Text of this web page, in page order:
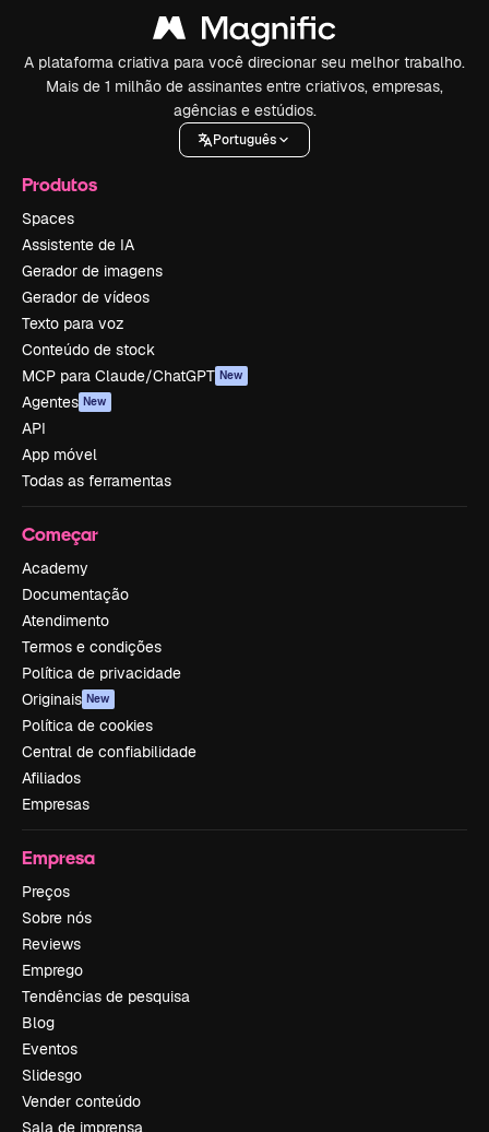
A plataforma criativa para você direcionar seu melhor trabalho.
Mais de 1 milhão de assinantes entre criativos, empresas,
agências e estúdios.
Português
Produtos
Spaces
Assistente de IA
Gerador de imagens
Gerador de vídeos
Texto para voz
Conteúdo de stock
MCP para Claude/ChatGPT New
Agentes New
API
App móvel
Todas as ferramentas
Começar
Academy
Documentação
Atendimento
Termos e condições
Política de privacidade
Originais New
Política de cookies
Central de confiabilidade
Afiliados
Empresas
Empresa
Preços
Sobre nós
Reviews
Emprego
Tendências de pesquisa
Blog
Eventos
Slidesgo
Vender conteúdo
Sala de imprensa